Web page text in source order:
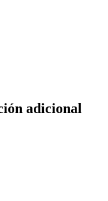
adicional